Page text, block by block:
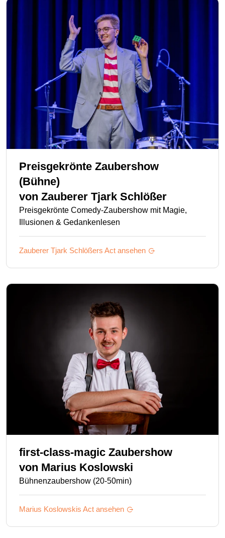
Preisgekrönte Zaubershow
(Bühne)
von Zauberer Tjark Schlößer
Preisgekrönte Comedy-Zaubershow mit Magie,
Illusionen & Gedankenlesen
Zauberer Tjark Schlößers Act ansehen
first-class-magic Zaubershow
von Marius Koslowski
Bühnenzaubershow (20-50min)
Marius Koslowskis Act ansehen